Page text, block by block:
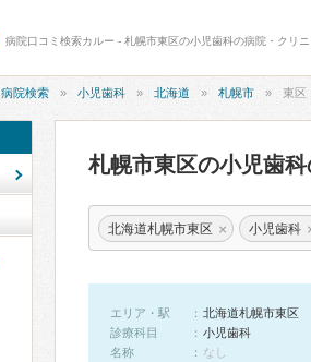
病院口コミ検索カルー - 札幌市東区の小児歯科の病院・クリ
病院検索 小児歯科 北海道 札幌市 東区
札幌市東区の小児歯
北海道札幌市東区 × 小児歯科
エリア・駅
北海道札幌市東区
診療科目
小児歯科
名称
なし